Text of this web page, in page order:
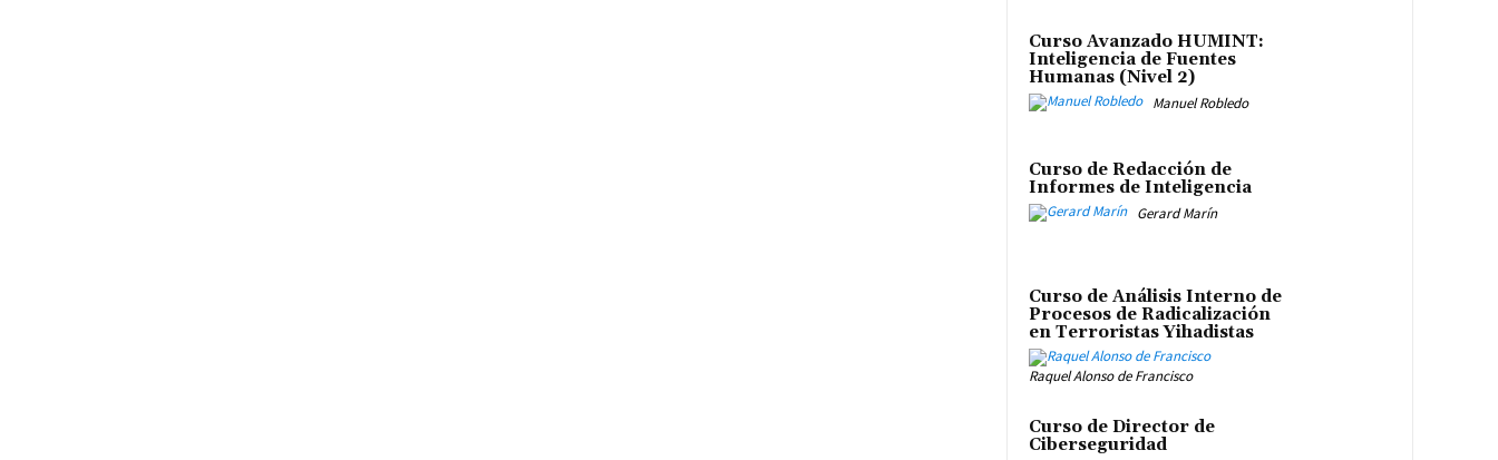
Curso Avanzado HUMINT:
Inteligencia de Fuentes
Humanas (Nivel 2)
Manuel Robledo
Curso de Redacción de
Informes de Inteligencia
Gerard Marín
Curso de Análisis Interno de
Procesos de Radicalización
en Terroristas Yihadistas
Raquel Alonso de Francisco
Curso de Director de
Ciberseguridad